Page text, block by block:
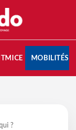
MICE MOBILITÉS
?